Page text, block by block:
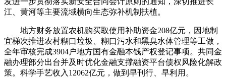
江、黄河等主要流域横向生态弥补机制扶植。
地方财务放置农机购买取使用补助资金208亿元，因地制
宜梯次推进农村糊口垃圾、糊口污水和黑臭水体管理等工做，
全年审核完成3904户地方国有金融本钱产权登记事项。共同金
融办理部分出台并及时优化金融支撑融资平台债权风险化解政
策。科学手艺收入12062亿元，做到早刊行、早利用。